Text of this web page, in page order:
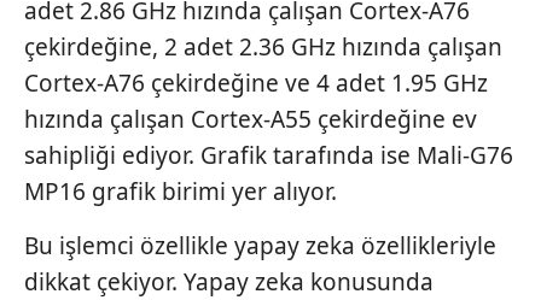
adet 2.86 GHz hızında çalışan Cortex-A76
çekirdeğine, 2 adet 2.36 GHz hızında çalışan
Cortex-A76 çekirdeğine ve 4 adet 1.95 GHz
hızında çalışan Cortex-A55 çekirdeğine ev
sahipliği ediyor. Grafik tarafında ise Mali-G76
MP16 grafik birimi yer alıyor.
Bu işlemci özellikle yapay zeka özellikleriyle
dikkat çekiyor. Yapay zeka konusunda